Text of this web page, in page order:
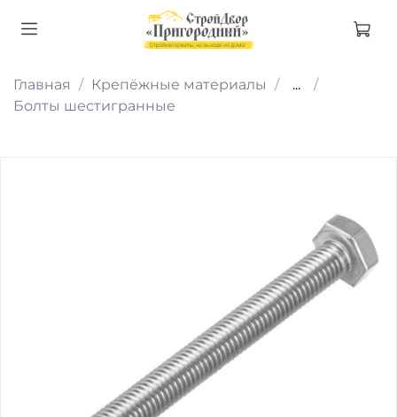
Главная Крепёжные материалы
...
Болты шестигранные